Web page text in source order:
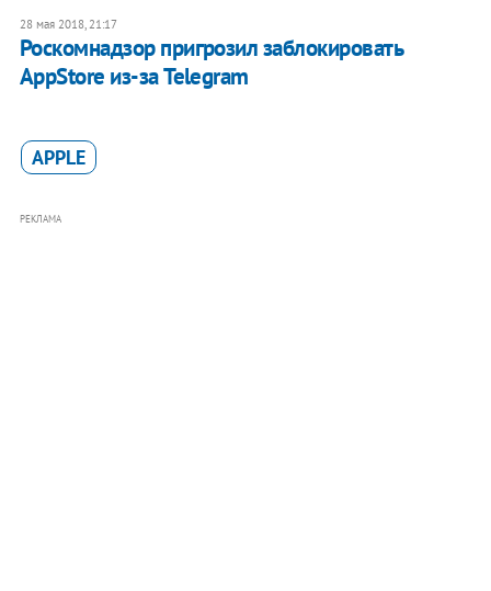
28 мая 2018, 21:17
Роскомнадзор пригрозил заблокировать
AppStore из-за Telegram
APPLE
РЕКЛАМА